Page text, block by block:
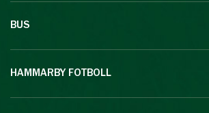
BUS
HAMMARBY FOTBOLL